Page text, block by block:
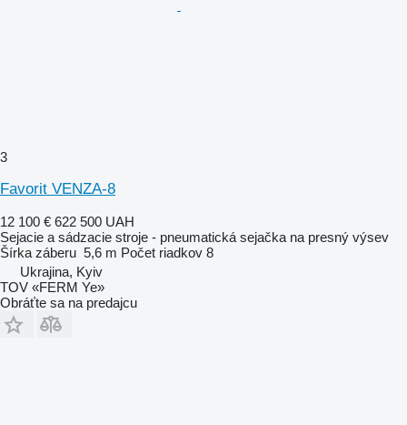
3
Favorit VENZA-8
12 100 € 622 500 UAH
Sejacie a sádzacie stroje - pneumatická sejačka na presný výsev
Šírka záberu 5,6 m Počet riadkov 8
Ukrajina, Kyiv
TOV «FERM Ye»
Obráťte sa na predajcu